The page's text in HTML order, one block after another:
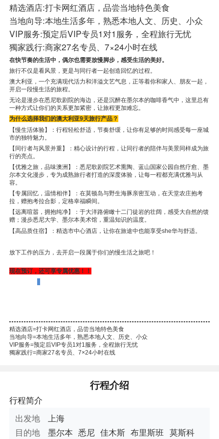
精选酒店:打卡网红酒店，品尝当地特色美食
当地向导:本地生活多年，熟悉本地人文、历史、小众
VIP服务:预定后VIP专员1对1服务，全程旅行无忧
獨家践行:商家27名专员、7×24小时在线
在快节奏的生活中，偶尔也需要放慢脚步，感受生活的美好。
旅行不仅是看风景，更是与同行者一起创造回忆的过程。
澳大利亚，一个充满现代活力和洋溢文艺气息，正等着你和家人、朋友一起，
开启一段慢生活的旅程。
无论是漫步在悉尼歌剧院的海边，还是沉醉在墨尔本的咖啡香气中，这里总有
一种方式让你们的关系更加紧密，让旅程更加难忘。
为什么选择我们的澳大利亚9天旅行产品？
【慢生活体验】
：行程轻松舒适，节奏舒缓，让你有足够的时间感受每一座城
市的独特魅力。
【同行者与风景并重】：精心设计的行程，让同行者的陪伴与美景同样成为旅
行的亮点。
【优雅之旅，品味澳洲】：悉尼歌剧院艺术熏陶、蓝山国家公园自然疗愈、墨
尔本文化漫步，专为成熟旅行者打造的深度体验，让每一程都充满优雅与从
容。
【专属回忆，温情相伴】：在莫顿岛与野生海豚亲密互动，在天堂农庄抱考
拉，赠抱考拉合影，定格幸福瞬间。
【远离喧嚣，拥抱纯净】：于大洋路俯瞰十二门徒岩的壮阔，感受大自然的馈
赠；漫步悉尼大学、墨尔本美术馆，重温知识的温度。
【高品质住宿】 ：精选市中心酒店，让你在旅途中也能享受she华与舒适。
放下工作的压力，去开启一段属于你们的慢生活之旅吧！
现在预订，还可享专属优惠！！
精选酒店=打卡网红酒店，品尝当地特色美食
当地向导=本地生活多年，熟悉本地人文、历史、小众
VIP服务=预定后VIP专员1对1服务，全程旅行无忧
獨家践行=商家27名专员、7×24小时在线本线路由“南京康辉国际旅行社”提供
行程介绍
行程简介
出发地
上海
目的地
墨尔本 悉尼 佳木斯 布里斯班 莫斯科